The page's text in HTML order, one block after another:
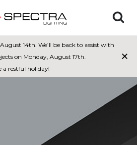
14th. We’ll be back to assist with
on Monday, August 17th.
a restful holiday!
×